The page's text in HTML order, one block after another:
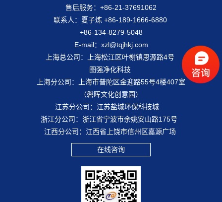
售后服务：+86-21-37691062
联系人：夏子炼 +86-189-1666-6880
+86-134-8279-5048
E-mail：xzl@tqjhkj.com
上海总公司：上海松江区叶榭镇思源路4号
图强净化科技
上海分公司：上海市普陀区金迎路55号4楼407室
（磐晖文化创意园）
江苏分公司：江苏盐城环保科技城
浙江分公司：浙江省宁波市余姚安山路175号
江西分公司：江西省上饶市信州区嘉源广场
在线咨询